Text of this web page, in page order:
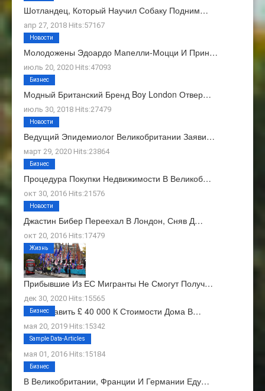
Шотландец, Который Научил Собаку Подним…
апр 27, 2018 Hits:57167
Молодожены Эдоардо Мапелли-Моцци И Прин…
июль 20, 2020 Hits:47093
Новости
Модный Британский Бренд Boy London Отвер…
июль 30, 2018 Hits:27479
Бизнес
Ведущий Эпидемиолог Великобритании Заяви…
март 29, 2020 Hits:23864
Новости
Процедура Покупки Недвижимости В Великоб…
окт 30, 2016 Hits:21576
Бизнес
Джастин Бибер Переехал В Лондон, Сняв Д…
окт 20, 2016 Hits:17479
Новости
Прибывшие Из ЕС Мигранты Не Смогут Получ…
дек 30, 2020 Hits:15565
Жизнь
Как Добавить £ 40 000 К Стоимости Дома В…
мая 20, 2019 Hits:15342
Бизнес
О Нас
мая 01, 2016 Hits:15184
Sample Data-Articles
В Великобритании, Франции И Германии Еду…
Бизнес